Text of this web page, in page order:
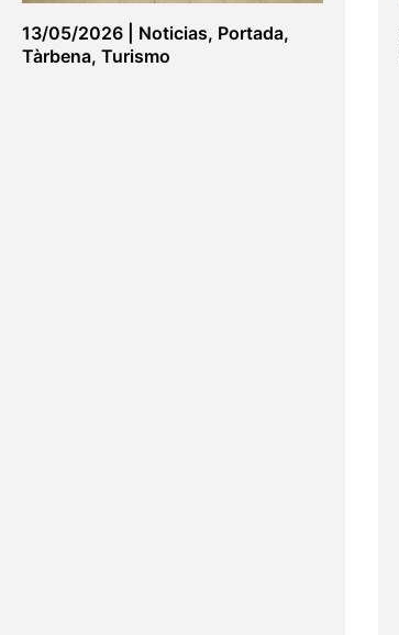
13/05/2026 Noticias, Portada,
Tàrbena, Turismo